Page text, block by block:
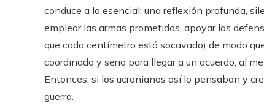
conduce a lo esencial: una reflexión profunda,
emplear las armas prometidas, apoyar las
que cada centímetro está socavado) de modo
coordinado y serio para llegar a un acuerdo, al
Entonces, si los ucranianos así lo pensaban y
guerra.